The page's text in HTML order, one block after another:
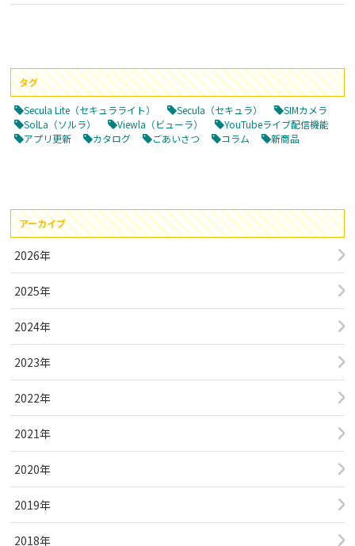
タグ
Secula Lite（セキュラライト） Secula（セキュラ）
SIMカメラ
SolLa（ソルラ）
Viewla（ビューラ）
YouTubeライブ配信機能
アプリ更新
カタログ ごあいさつ コラム 新商品
アーカイブ
2026年
2025年
2024年
2023年
2022年
2021年
2020年
2019年
2018年